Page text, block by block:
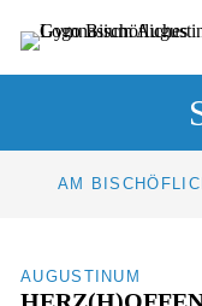
Sprung zum
Sprung zur
AM
AUGUSTINUM
ÜBER
SCHULLEBEN